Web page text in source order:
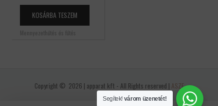
KOSÁRBA TESZEM
Mennyezethűtés és fűtés
Copyright © 2026 | apparat kft - All Rights reserved | ASZF
Segítek! várom üzenetét!